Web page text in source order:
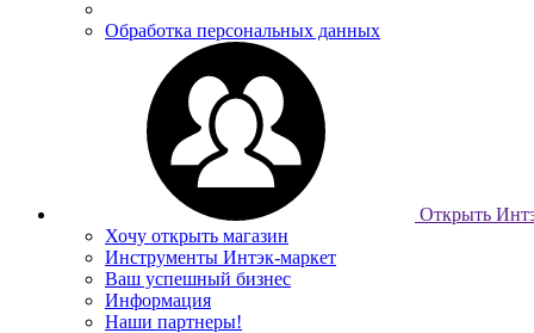
Обработка персональных данных
Открыть
Хочу открыть магазин
Инструменты Интэк-маркет
Ваш успешный бизнес
Информация
Наши партнеры!